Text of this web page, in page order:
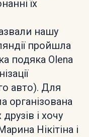
їх
нашу
пройшла
подяка Olena
авто). Для
організована
і хочу
Нікітіна і